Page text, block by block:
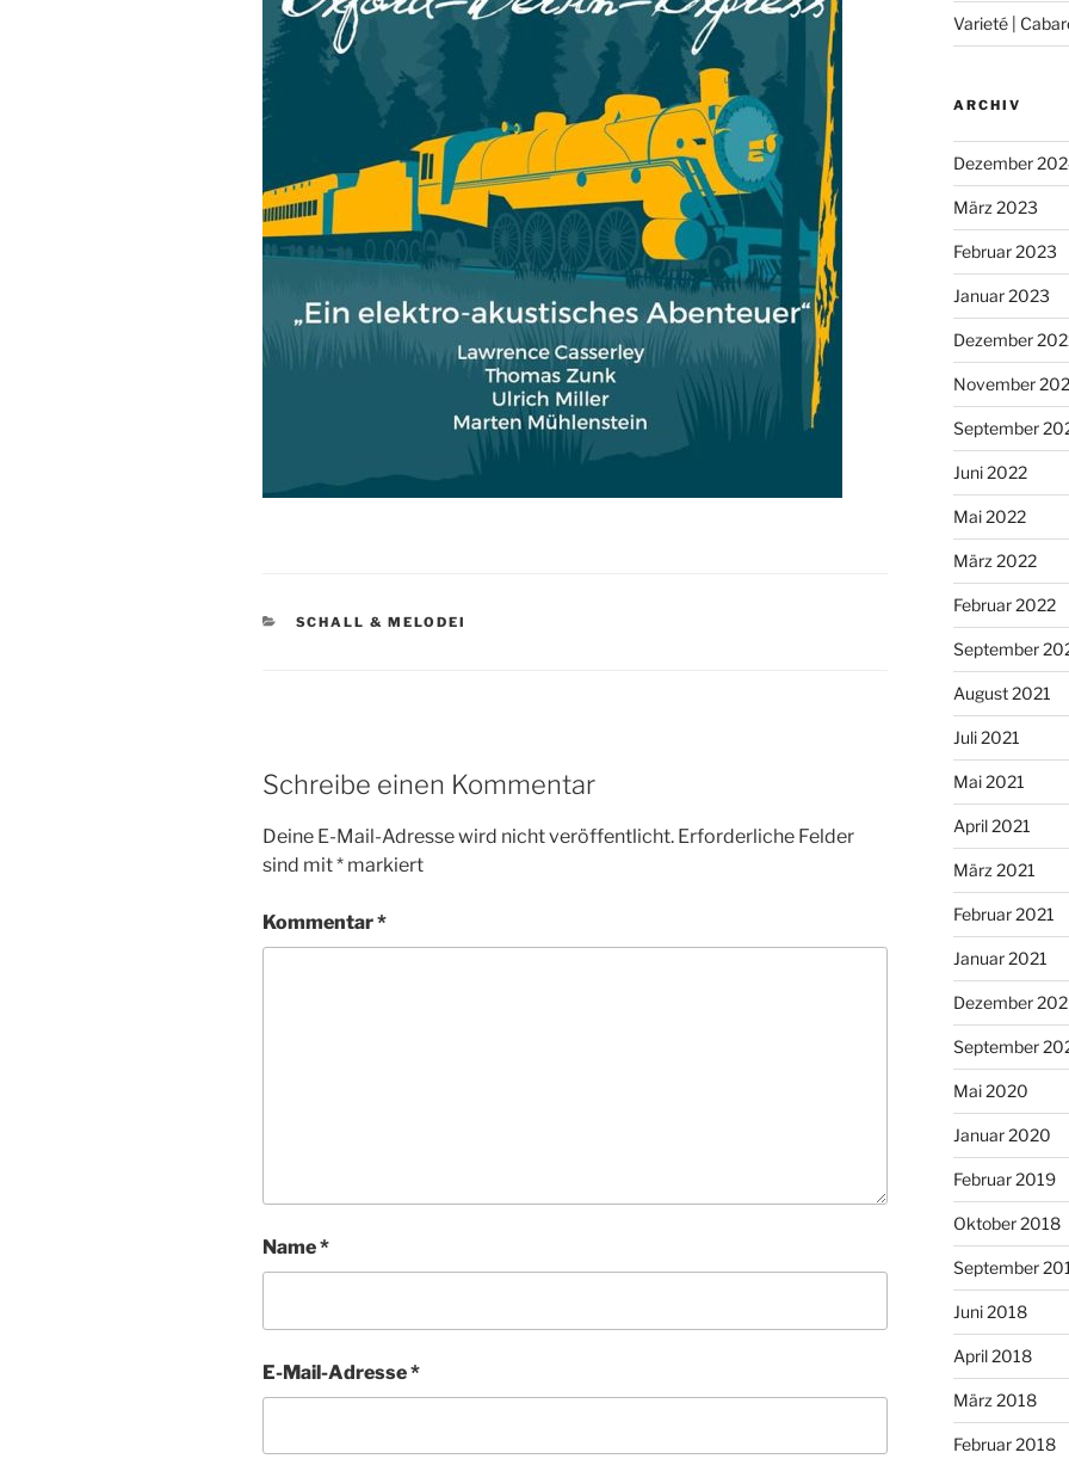
KATEGORIEN
SCHALL & MELODEI
Schreibe einen Kommentar
Deine E-Mail-Adresse wird nicht veröffentlicht. Erforderliche Felder
sind mit* markiert
Kommentar*
Name*
E-Mail-Adresse*
Varieté |
ARCHIV
Dezember
März 2023
Februar 2023
Januar 2023
Dezember
November
September
Juni 2022
Mai 2022
März 2022
Februar 2022
September
August 2021
Juli 2021
Mai 2021
April 2021
März 2021
Februar 2021
Januar 2021
Dezember
September
Mai 2020
Januar 2020
Februar 2019
Oktober 2018
September
Juni 2018
April 2018
März 2018
Februar 2018